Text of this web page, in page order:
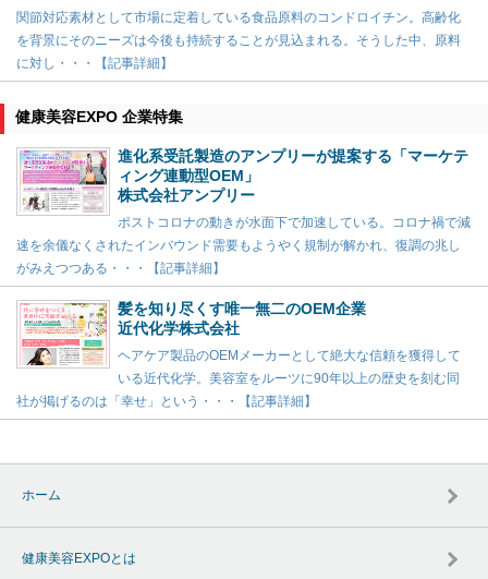
関節対応素材として市場に定着している食品原料のコンドロイチン。高齢化
を背景にそのニーズは今後も持続することが見込まれる。そうした中、原料
に対し・・・【記事詳細】
健康美容EXPO 企業特集
進化系受託製造のアンプリーが提案する「マーケテ
ィング連動型OEM」
株式会社アンプリー
ポストコロナの動きが水面下で加速している。コロナ禍で減
速を余儀なくされたインバウンド需要もようやく規制が解かれ、復調の兆し
がみえつつある・・・【記事詳細】
髪を知り尽くす唯一無二のOEM企業
近代化学株式会社
ヘアケア製品のOEMメーカーとして絶大な信頼を獲得して
いる近代化学。美容室をルーツに90年以上の歴史を刻む同
社が掲げるのは「幸せ」という・・・【記事詳細】
ホーム
健康美容EXPOとは